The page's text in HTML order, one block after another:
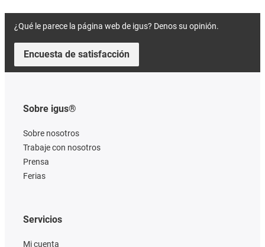
¿Qué le parece la página web de igus? Denos su opinión.
Encuesta de satisfacción
Sobre igus®
Sobre nosotros
Trabaje con nosotros
Prensa
Ferias
Servicios
Mi cuenta